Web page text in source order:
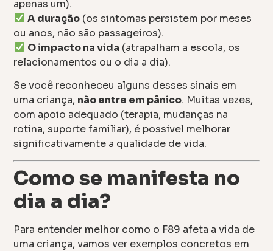
apenas um).
A duração(os sintomas persistem por meses
ou anos, não são passageiros).
O impacto na vida (atrapalham a escola, os
relacionamentos ou o dia a dia).
Se você reconheceu alguns desses sinais em
uma criança, não entre em pânico. Muitas vezes,
com apoio adequado (terapia, mudanças na
rotina, suporte familiar), é possível melhorar
significativamente a qualidade de vida.
Como se manifesta no
dia a dia?
Para entender melhor como o F89 afeta a vida de
uma criança, vamos ver exemplos concretos em